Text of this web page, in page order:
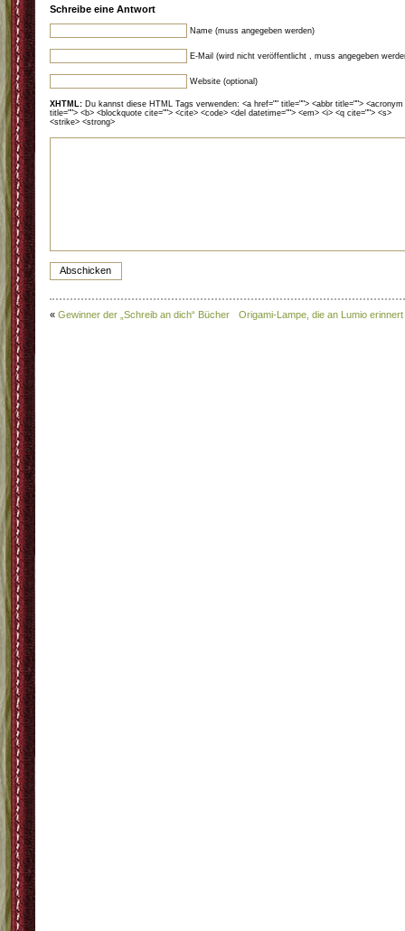
Schreibe eine Antwort
Name (muss angegeben werden)
E-Mail (wird nicht veröffentlicht , muss angegeben
Website (optional)
XHTML: Du kannst diese HTML Tags verwenden: <a href="" title=""> <abbr title=""> <acronym
title=""> <b> <blockquote cite=""> <cite> <code> <del datetime=""> <em> <i> <q cite=""> <s>
<strike> <strong>
« Gewinner der „Schreib an dich“ Bücher Origami-Lampe, die an Lumio erinnert